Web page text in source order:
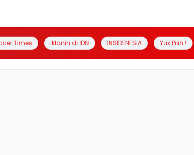
Times Iklanin di IDN INSIDENESIA Yuk Pilih !